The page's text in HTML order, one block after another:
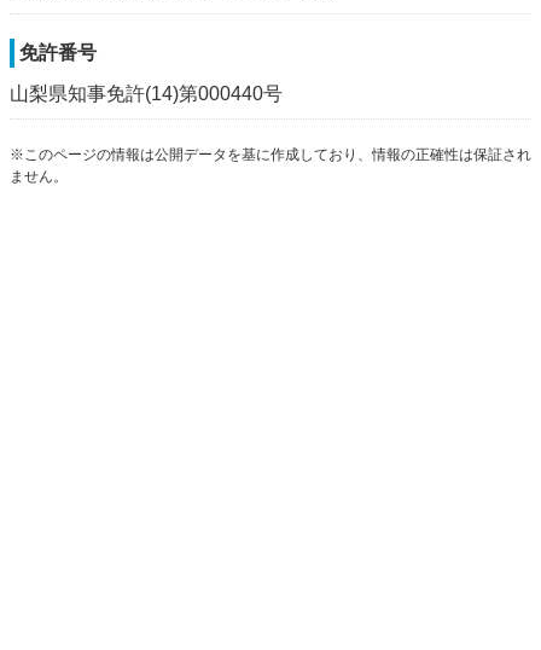
免許番号
山梨県知事免許(14)第000440号
※このページの情報は公開データを基に作成しており、情報の正確性は保証され
ません。